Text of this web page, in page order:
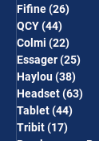
Fifine(26)
QCY(44)
Colmi (22)
Essager(25)
Haylou(38)
Headset(63)
Tablet(44)
Tribit(17)